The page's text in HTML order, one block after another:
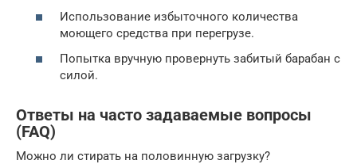
Использование избыточного количества
моющего средства при перегрузе.
Попытка вручную провернуть забитый барабан с
силой.
Ответы на часто задаваемые вопросы
(FAQ)
Можно ли стирать на половинную загрузку?